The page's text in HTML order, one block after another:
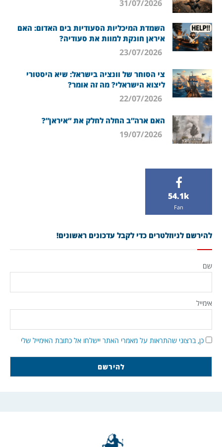
השמדת המיכליות הסעודיות בים האדום: האם
איראן חונקת למוות את סעודיה?
צי הסוחר של וונציה בישראל: שיא היסטורי
ליצוא הישראלי? מה זה אומר?
האם ארה”ב החלה לחלק את “איראן”?
54.1k
Fan
להירשם לניוזלטרים כדי לקבל עדכונים ראשונים!
שם
אימייל
כן, ברצוני שהתראות על מאמרי האתר יישלחו אל כתובת האימייל שלי